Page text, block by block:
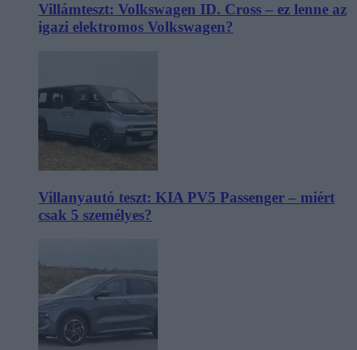
Villámteszt: Volkswagen ID. Cross – ez lenne az
igazi elektromos Volkswagen?
Villanyautó teszt: KIA PV5 Passenger – miért
csak 5 személyes?